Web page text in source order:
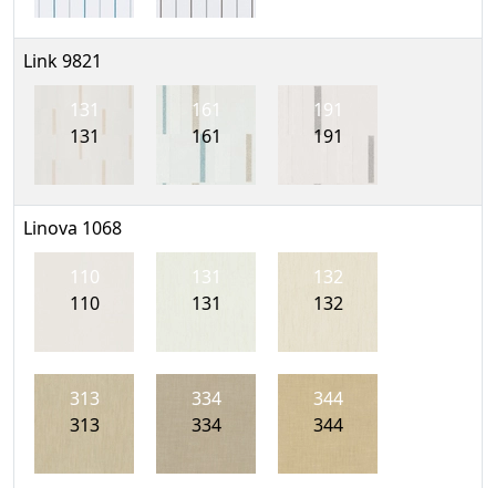
Link 9821
131
131
161
161
191
191
Linova 1068
110
110
131
131
132
132
313
313
334
334
344
344